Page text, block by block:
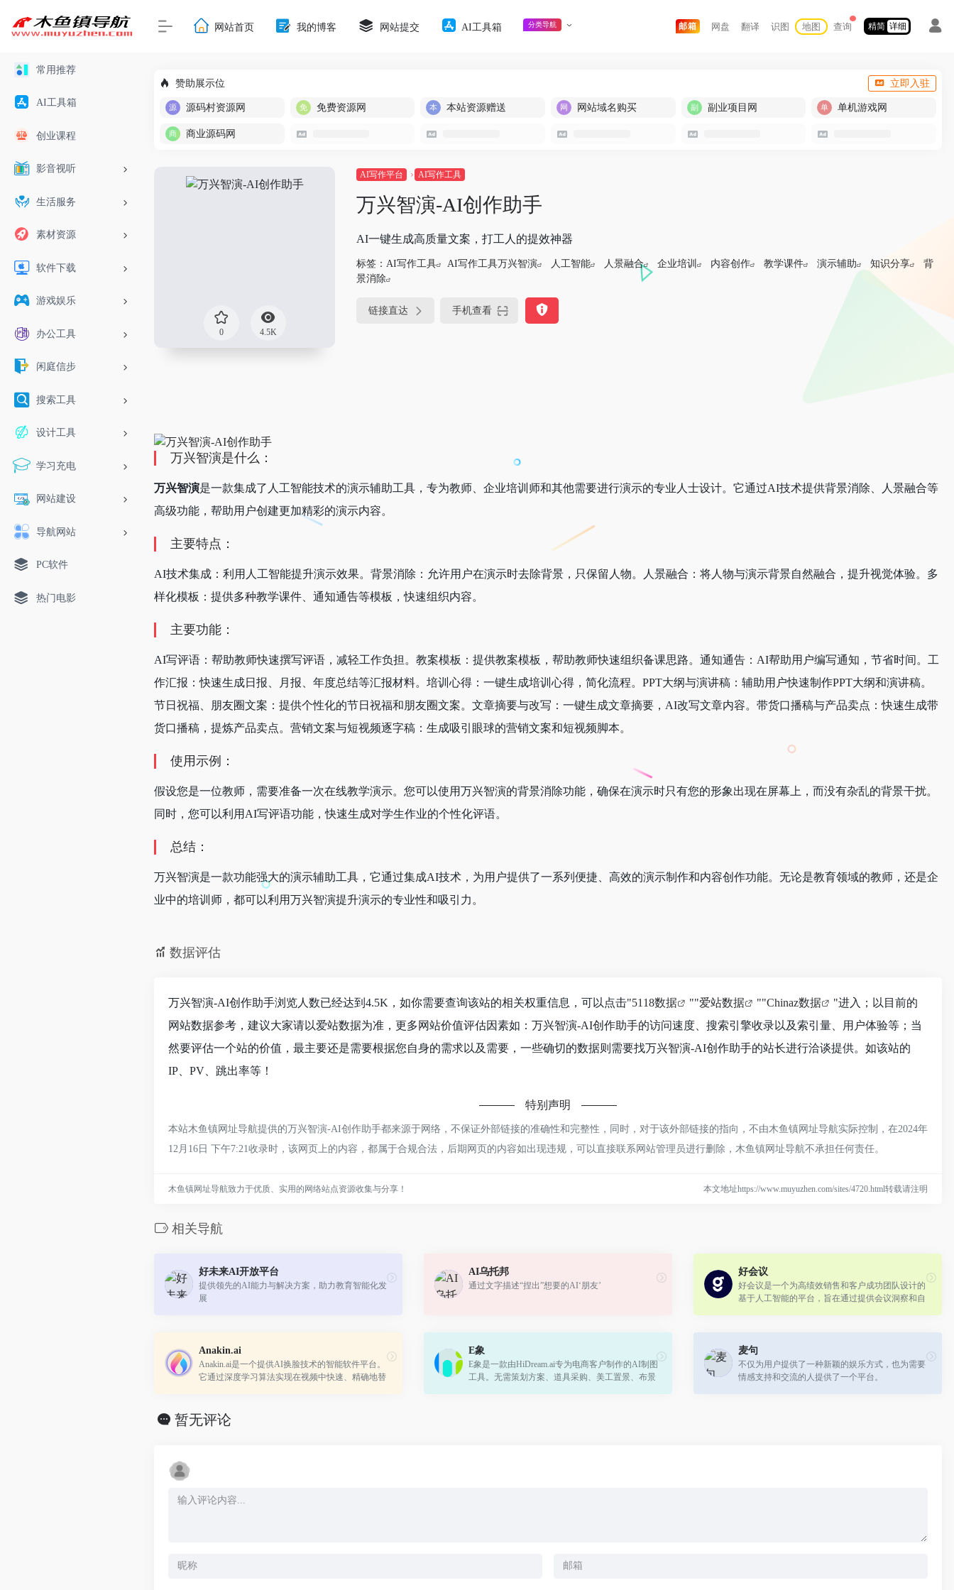
常用推荐
AI工具箱
创业课程
影音视听
生活服务
素材资源
软件下载
游戏娱乐
办公工具
闲庭信步
搜索工具
设计工具
学习充电
网站建设
导航网站
PC软件
热门电影
网站首页 我的博客 网站提交 AI工具箱 分类导航 邮箱 网盘 翻译 识图 地图 查询 精简 详细
赞助展示位 立即入驻
源码村资源网 免费资源网 本站资源赠送 网站域名购买 副业项目网 单机游戏网
商业源码网
0 4.5K
AI写作平台 AI写作工具
万兴智演-AI创作助手
AI一键生成高质量文案，打工人的提效神器
标签： AI写作工具 AI写作工具万兴智演 人工智能 人景融合 企业培训 内容创作 教学课件 演示辅助 知识分享
背
景消除
链接直达 手机查看
万兴智演是什么：
万兴智演是一款集成了人工智能技术的演示辅助工具，专为教师、企业培训师和其他需要进行演示的专业人士设计。它通过AI技术提供背景消除、人景融合等
高级功能，帮助用户创建更加精彩的演示内容。
主要特点：
AI技术集成：利用人工智能提升演示效果。背景消除：允许用户在演示时去除背景，只保留人物。人景融合：将人物与演示背景自然融合，提升视觉体验。多
样化模板：提供多种教学课件、通知通告等模板，快速组织内容。
主要功能：
AI写评语：帮助教师快速撰写评语，减轻工作负担。教案模板：提供教案模板，帮助教师快速组织备课思路。通知通告：AI帮助用户编写通知，节省时间。工
作汇报：快速生成日报、月报、年度总结等汇报材料。培训心得：一键生成培训心得，简化流程。PPT大纲与演讲稿：辅助用户快速制作PPT大纲和演讲稿。
节日祝福、朋友圈文案：提供个性化的节日祝福和朋友圈文案。文章摘要与改写：一键生成文章摘要，AI改写文章内容。带货口播稿与产品卖点：快速生成带
货口播稿，提炼产品卖点。营销文案与短视频逐字稿：生成吸引眼球的营销文案和短视频脚本。
使用示例：
假设您是一位教师，需要准备一次在线教学演示。您可以使用万兴智演的背景消除功能，确保在演示时只有您的形象出现在屏幕上，而没有杂乱的背景干扰。
同时，您可以利用AI写评语功能，快速生成对学生作业的个性化评语。
总结：
万兴智演是一款功能强大的演示辅助工具，它通过集成AI技术，为用户提供了一系列便捷、高效的演示制作和内容创作功能。无论是教育领域的教师，还是企
业中的培训师，都可以利用万兴智演提升演示的专业性和吸引力。
数据评估
万兴智演-AI创作助手浏览人数已经达到4.5K，如你需要查询该站的相关权重信息，可以点击"5118数据 ""爱站数据 ""Chinaz数据
"进入；以目前的
网站数据参考，建议大家请以爱站数据为准，更多网站价值评估因素如：万兴智演-AI创作助手的访问速度、搜索引擎收录以及索引量、用户体验等；当
然要评估一个站的价值，最主要还是需要根据您自身的需求以及需要，一些确切的数据则需要找万兴智演-AI创作助手的站长进行洽谈提供。如该站的
IP、PV、跳出率等！
特别声明
本站木鱼镇网址导航提供的万兴智演-AI创作助手都来源于网络，不保证外部链接的准确性和完整性，同时，对于该外部链接的指向，不由木鱼镇网址导航实际控制，在2024年
12月16日 下午7:21收录时，该网页上的内容，都属于合规合法，后期网页的内容如出现违规，可以直接联系网站管理员进行删除，木鱼镇网址导航不承担任何责任。
木鱼镇网址导航致力于优质、实用的网络站点资源收集与分享！ 本文地址https://www.muyuzhen.com/sites/4720.html转载请注明
相关导航
好未来AI开放平台
提供领先的AI能力与解决方案，助力教育智能化发
展
AI乌托邦
通过文字描述“捏出”想要的AI‘朋友’
好会议
好会议是一个为高绩效销售和客户成功团队设计的
基于人工智能的平台，旨在通过提供会议洞察和自
Anakin.ai
Anakin.ai是一个提供AI换脸技术的智能软件平台。
它通过深度学习算法实现在视频中快速、精确地替
E象
E象是一款由HiDream.ai专为电商客户制作的AI制图
工具。无需策划方案、道具采购、美工置景、布景
麦句
不仅为用户提供了一种新颖的娱乐方式，也为需要
情感支持和交流的人提供了一个平台。
暂无评论